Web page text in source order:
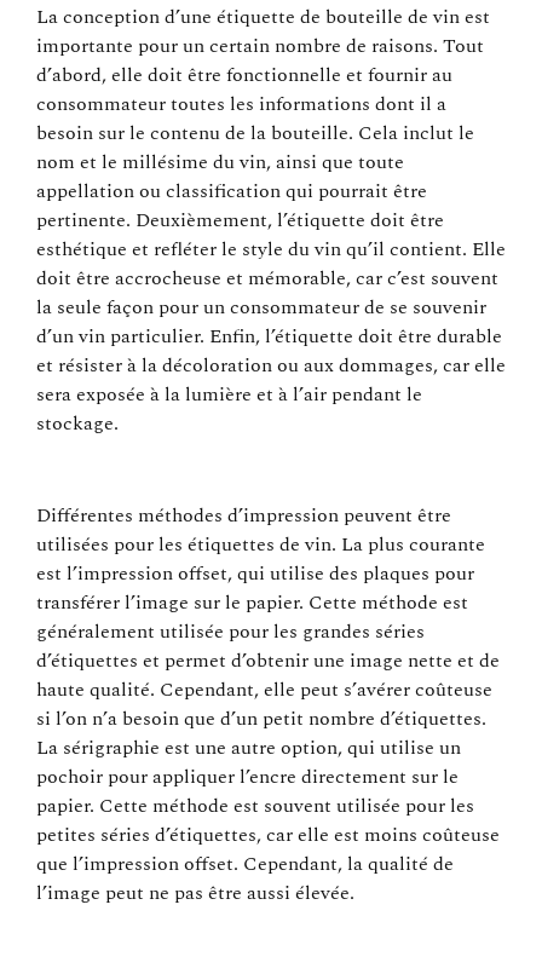
La conception d’une étiquette de bouteille de vin est
importante pour un certain nombre de raisons. Tout
d’abord, elle doit être fonctionnelle et fournir au
consommateur toutes les informations dont il a
besoin sur le contenu de la bouteille. Cela inclut le
nom et le millésime du vin, ainsi que toute
appellation ou classification qui pourrait être
pertinente. Deuxièmement, l’étiquette doit être
esthétique et refléter le style du vin qu’il contient. Elle
doit être accrocheuse et mémorable, car c’est souvent
la seule façon pour un consommateur de se souvenir
d’un vin particulier. Enfin, l’étiquette doit être durable
et résister à la décoloration ou aux dommages, car elle
sera exposée à la lumière et à l’air pendant le
stockage.
Différentes méthodes d’impression peuvent être
utilisées pour les étiquettes de vin. La plus courante
est l’impression offset, qui utilise des plaques pour
transférer l’image sur le papier. Cette méthode est
généralement utilisée pour les grandes séries
d’étiquettes et permet d’obtenir une image nette et de
haute qualité. Cependant, elle peut s’avérer coûteuse
si l’on n’a besoin que d’un petit nombre d’étiquettes.
La sérigraphie est une autre option, qui utilise un
pochoir pour appliquer l’encre directement sur le
papier. Cette méthode est souvent utilisée pour les
petites séries d’étiquettes, car elle est moins coûteuse
que l’impression offset. Cependant, la qualité de
l’image peut ne pas être aussi élevée.